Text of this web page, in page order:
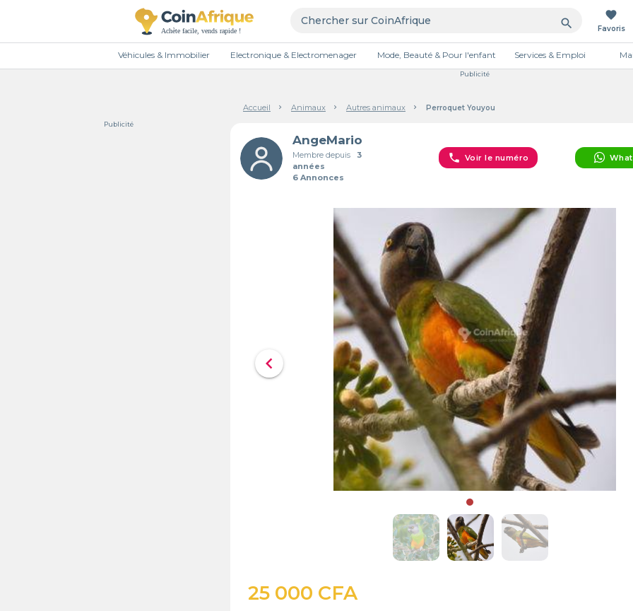
search
favorite
Favoris
Véhicules & Immobilier Electronique & Electromenager Mode, Beauté & Pour l'enfant Services & Emploi
Publicité
Accueil Animaux Autres animaux Perroquet Youyou
Publicité
AngeMario
Membre depuis3
années
6 Annonces
phone Voir le numéro
chevron_left
25 000 CFA